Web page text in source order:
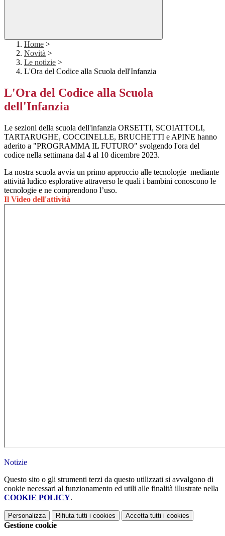
Home >
Novità >
Le notizie >
L'Ora del Codice alla Scuola dell'Infanzia
L'Ora del Codice alla Scuola
dell'Infanzia
Le sezioni della scuola dell'infanzia ORSETTI, SCOIATTOLI,
TARTARUGHE, COCCINELLE, BRUCHETTI e APINE hanno
aderito a "PROGRAMMA IL FUTURO" svolgendo l'ora del
codice nella settimana dal 4 al 10 dicembre 2023.
La nostra scuola avvia un primo approccio alle tecnologie mediante
attività ludico esplorative attraverso le quali i bambini conoscono le
tecnologie e ne comprendono l’uso.
Il Video dell'attività
Notizie
Questo sito o gli strumenti terzi da questo utilizzati si avvalgono di
cookie necessari al funzionamento ed utili alle finalità illustrate nella
COOKIE POLICY.
Personalizza Rifiuta tutti i cookies Accetta tutti i cookies
Gestione cookie